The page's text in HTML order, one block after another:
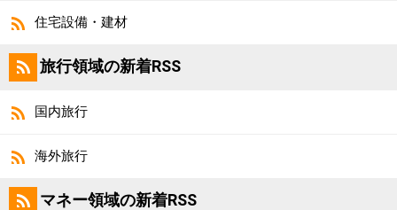
住宅設備・建材
旅行領域の新着RSS
国内旅行
海外旅行
マネー領域の新着RSS